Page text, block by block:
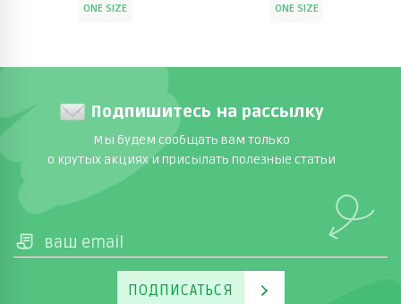
ONE SIZE ONE SIZE
Подпишитесь на рассылку
Мы будем сообщать вам только
о крутых акциях и присылать полезные статьи
ПОДПИСАТЬСЯ